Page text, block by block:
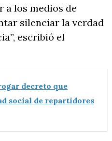
a los medios de
silenciar la verdad
escribió el
decreto que
social de repartidores